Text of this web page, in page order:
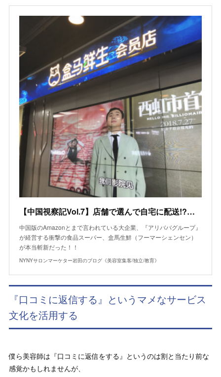
【中国視察記Vol.7】店舗で選んで自宅に配送!?リアル店舗の常識を打ち破る、食品スーパー『盒馬生鮮（フーマーシェンセン）』
中国版のAmazonとまで言われている大企業、『アリババグループ』
が経営する衝撃の食品スーパー、盒馬生鮮（フーマーシェンセン）
が本当斬新だった！！
NYNYサロンマーケター岩田のブログ《美容室集客/独立/教育》
『口コミに返信する』というマメなサービス
文化を活用する
僕ら美容師は『口コミに返信をする』というのは割と当たり前な
感覚かもしれませんが、